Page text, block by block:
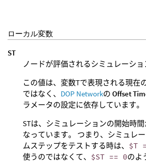
ローカル変数
ST
ノードが評価されるシミュレーショ
この値は、変数Tで表現される現在
ではなく、 DOP Networkの Offset
ラメータの設定に依存しています。
STは、シミュレーションの開始時
なっています。 つまり、シミュレ
ムステップをテストする時は、 $T
使うのではなくて、 $ST == 0のよ